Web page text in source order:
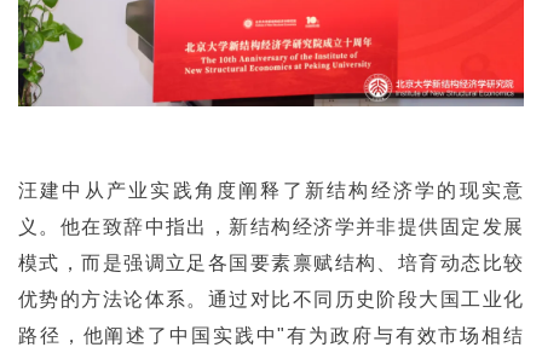
汪建中从产业实践角度阐释了新结构经济学的现实意
义。他在致辞中指出，新结构经济学并非提供固定发展
模式，而是强调立足各国要素禀赋结构、培育动态比较
优势的方法论体系。通过对比不同历史阶段大国工业化
路径，他阐述了中国实践中"有为政府与有效市场相结